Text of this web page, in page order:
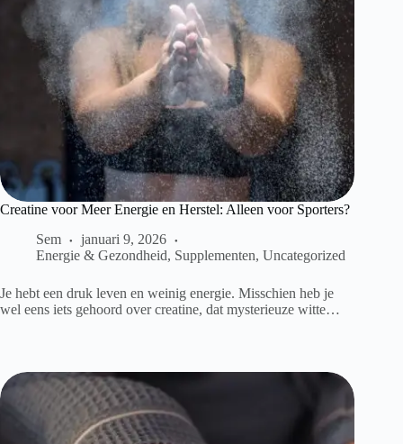
Creatine voor Meer Energie en Herstel: Alleen voor Sporters?
Sem
januari 9, 2026
Energie & Gezondheid, Supplementen, Uncategorized
Je hebt een druk leven en weinig energie. Misschien heb je
wel eens iets gehoord over creatine, dat mysterieuze witte…